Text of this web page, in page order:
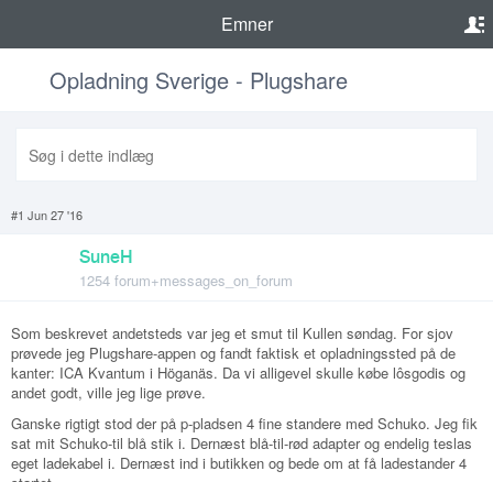
Emner
Opladning Sverige - Plugshare
#1 Jun 27 '16
SuneH
1254 forum+messages_on_forum
Som beskrevet andetsteds var jeg et smut til Kullen søndag. For sjov
prøvede jeg Plugshare-appen og fandt faktisk et opladningssted på de
kanter: ICA Kvantum i Höganäs. Da vi alligevel skulle købe lôsgodis og
andet godt, ville jeg lige prøve.
Ganske rigtigt stod der på p-pladsen 4 fine standere med Schuko. Jeg fik
sat mit Schuko-til blå stik i. Dernæst blå-til-rød adapter og endelig teslas
eget ladekabel i. Dernæst ind i butikken og bede om at få ladestander 4